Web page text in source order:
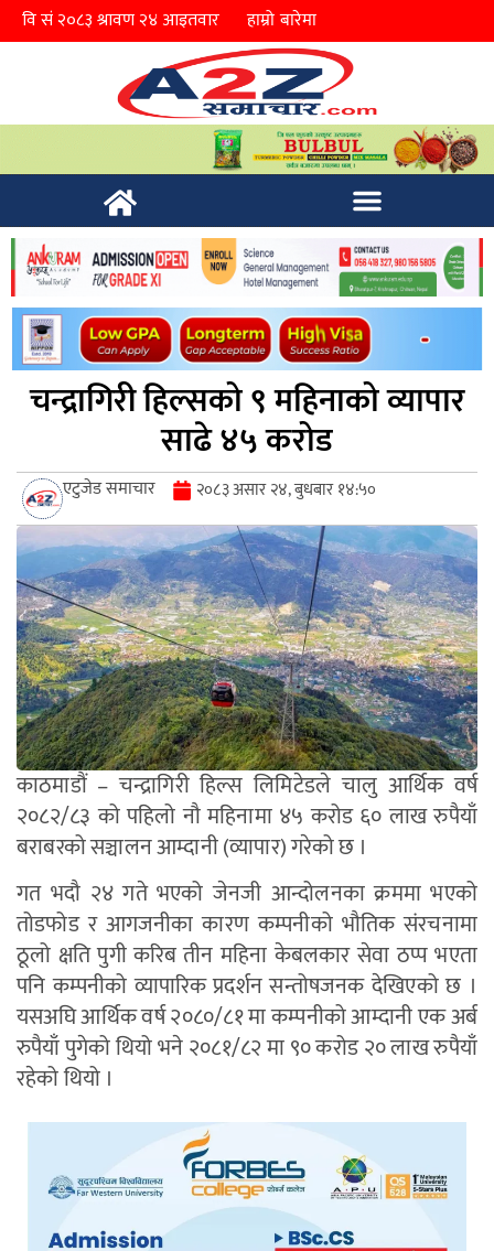
हाम्रो बारेमा
चन्द्रागिरी हिल्सको ९ महिनाको व्यापार
साढे ४५ करोड
एटुजेड समाचार २०८३ असार २४, बुधबार १४:५०
काठमाडौं – चन्द्रागिरी हिल्स लिमिटेडले चालु आर्थिक वर्ष
२०८२/८३ को पहिलो नौ महिनामा ४५ करोड ६० लाख रुपैयाँ
बराबरको सञ्चालन आम्दानी (व्यापार) गरेको छ ।
गत भदौ २४ गते भएको जेनजी आन्दोलनका क्रममा भएको
तोडफोड र आगजनीका कारण कम्पनीको भौतिक संरचनामा
ठूलो क्षति पुगी करिब तीन महिना केबलकार सेवा ठप्प भएता
पनि कम्पनीको व्यापारिक प्रदर्शन सन्तोषजनक देखिएको छ ।
यसअघि आर्थिक वर्ष २०८०/८१ मा कम्पनीको आम्दानी एक अर्ब
रुपैयाँ पुगेको थियो भने २०८१/८२ मा ९० करोड २० लाख रुपैयाँ
रहेको थियो ।